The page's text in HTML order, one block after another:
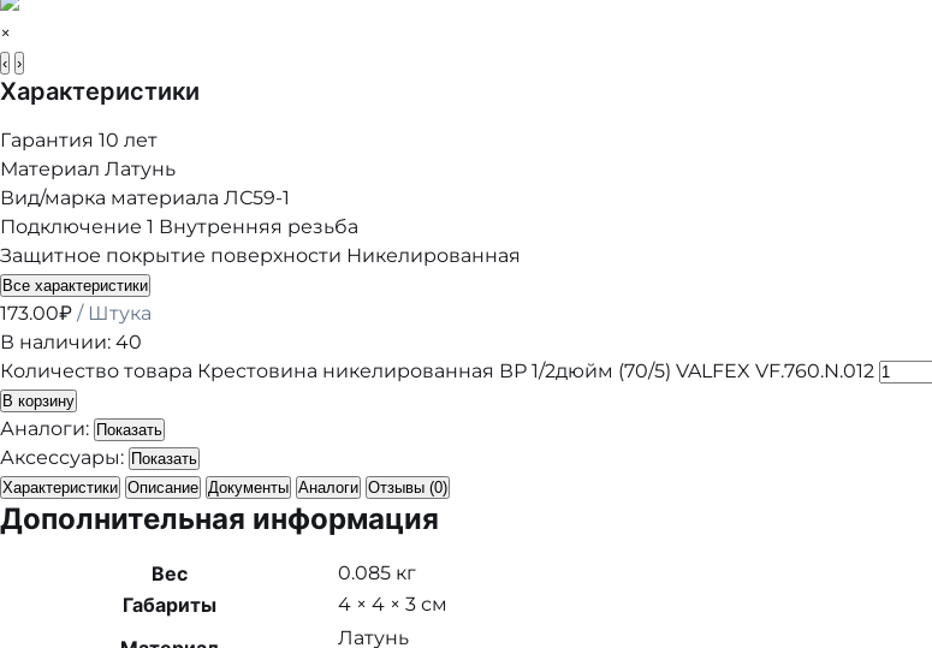
×
‹ ›
Характеристики
Гарантия 10 лет
Материал Латунь
Вид/марка материала ЛС59-1
Подключение 1 Внутренняя резьба
Защитное покрытие поверхности Никелированная
Все характеристики
173.00₽ / Штука
В наличии: 40
Количество товара Крестовина никелированная ВР 1/2дюйм (70/5) VALFEX VF.760.N.012
В корзину
Аналоги: Показать
Аксессуары: Показать
Характеристики Описание Документы Аналоги Отзывы (0)
Дополнительная информация
Вес 0.085 кг
Габариты 4 × 4 × 3 см
Латунь